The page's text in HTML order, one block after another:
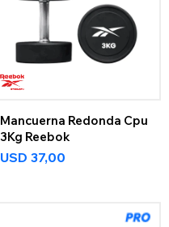
Mancuerna Redonda Cpu
3Kg Reebok
USD 37,00